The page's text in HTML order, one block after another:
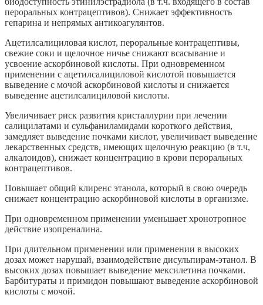
пероральных контрацептивов). Снижает эффективность
гепарина и непрямых антикоагулянтов.
Ацетилсалициловая кислот, пероральные контрацептивы,
свежие соки и щелочное ничье снижают всасывание и
усвоение аскорбиновой кислоты. При одновременном
применении с ацетилсалициловой кислотой повышается
выведение с мочой аскорбиновой кислоты и снижается
выведение ацетилсалициловой кислоты.
Увеличивает риск развития кристаллурии при лечении
салицилатами и сульфаниламидами короткого действия,
замедляет выведение почками кислот, увеличивает выведение
лекарственных средств, имеющих щелочную реакцию (в т.ч,
алкалоидов), снижает концентрацию в крови пероральных
контрацептивов.
Повышает общий клиренс этанола, который в свою очередь
снижает концентрацию аскорбиновой кислоты в организме.
При одновременном применении уменьшает хронотропное
действие изопреналина.
При длительном применении или применении в высоких
дозах может нарушай, взаимодействие дисульпирам-этанол. В
высоких дозах повышает выведение мексилетина почками.
Барбитураты и примидон повышают выведение аскорбиновой
кислоты с мочой.